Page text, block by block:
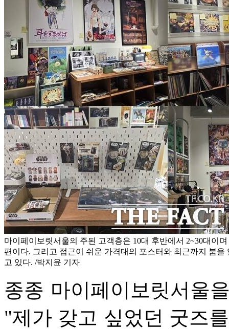
마이페이보릿서울의 주된 고객층은 10대 후반에서 2~30대이
편이다. 그리고 접근이 쉬운 가격대의 포스터와 최근까지 붐을
고 있다. /박지윤 기자
종종 마이페이보릿서울
"제가 갖고 싶었던 굿즈